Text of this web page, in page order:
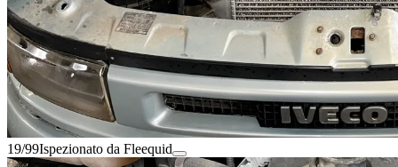
19/99Ispezionato da Fleequid